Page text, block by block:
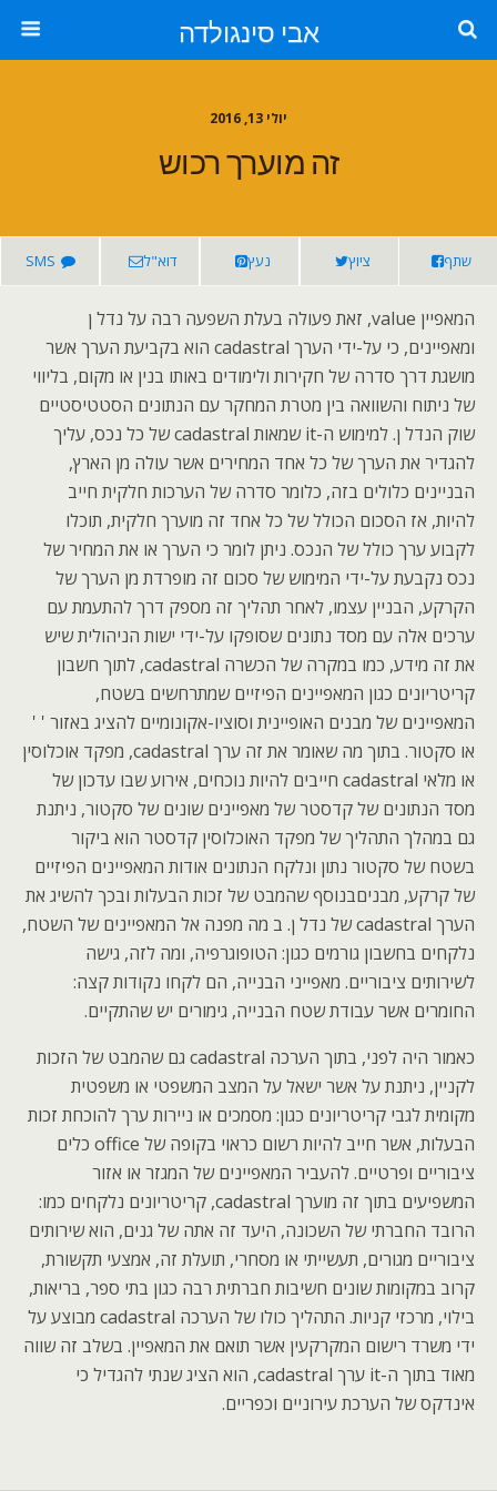
אבי סינגולדה
יולי 13, 2016
זה מוערך רכוש
שתף ציוץ נעץ דוא"ל SMS
המאפיין value, זאת פעולה בעלת השפעה רבה על נדל ן
ומאפיינים, כי על-ידי הערך cadastral הוא בקביעת הערך אשר
מושגת דרך סדרה של חקירות ולימודים באותו בנין או מקום, בליווי
של ניתוח והשוואה בין מטרת המחקר עם הנתונים הסטטיסטיים
שוק הנדל ן. למימוש ה-it שמאות cadastral של כל נכס, עליך
להגדיר את הערך של כל אחד המחירים אשר עולה מן הארץ,
הבניינים כלולים בזה, כלומר סדרה של הערכות חלקית חייב
להיות, אז הסכום הכולל של כל אחד זה מוערך חלקית, תוכלו
לקבוע ערך כולל של הנכס. ניתן לומר כי הערך או את המחיר של
נכס נקבעת על-ידי המימוש של סכום זה מופרדת מן הערך של
הקרקע, הבניין עצמו, לאחר תהליך זה מספק דרך להתעמת עם
ערכים אלה עם מסד נתונים שסופקו על-ידי ישות הניהולית שיש
את זה מידע, כמו במקרה של הכשרה cadastral, לתוך חשבון
קריטריונים כגון המאפיינים הפיזיים שמתרחשים בשטח,
המאפיינים של מבנים האופיינית וסוציו-אקונומיים להציג באזור ' '
או סקטור. בתוך מה שאומר את זה ערך cadastral, מפקד אוכלוסין
או מלאי cadastral חייבים להיות נוכחים, אירוע שבו עדכון של
מסד הנתונים של קדסטר של מאפיינים שונים של סקטור, ניתנת
גם במהלך התהליך של מפקד האוכלוסין קדסטר הוא ביקור
בשטח של סקטור נתון ונלקח הנתונים אודות המאפיינים הפיזיים
של קרקע, מבניםבנוסף שהמבט של זכות הבעלות ובכך להשיג את
הערך cadastral של נדל ן. ב מה מפנה אל המאפיינים של השטח,
נלקחים בחשבון גורמים כגון: הטופוגרפיה, ומה לזה, גישה
לשירותים ציבוריים. מאפייני הבנייה, הם לקחו נקודות קצה:
החומרים אשר עבודת שטח הבנייה, גימורים יש שהתקיים.
כאמור היה לפני, בתוך הערכה cadastral גם שהמבט של הזכות
לקניין, ניתנת על אשר ישאל על המצב המשפטי או משפטית
מקומית לגבי קריטריונים כגון: מסמכים או ניירות ערך להוכחת זכות
הבעלות, אשר חייב להיות רשום כראוי בקופה של office כלים
ציבוריים ופרטיים. להעביר המאפיינים של המגזר או אזור
המשפיעים בתוך זה מוערך cadastral, קריטריונים נלקחים כמו:
הרובד החברתי של השכונה, היעד זה אתה של גנים, הוא שירותים
ציבוריים מגורים, תעשייתי או מסחרי, תועלת זה, אמצעי תקשורת,
קרוב במקומות שונים חשיבות חברתית רבה כגון בתי ספר, בריאות,
בילוי, מרכזי קניות. התהליך כולו של הערכה cadastral מבוצע על
ידי משרד רישום המקרקעין אשר תואם את המאפיין. בשלב זה שווה
מאוד בתוך ה-it ערך cadastral, הוא הציג שנתי להגדיל כי
אינדקס של הערכת עירוניים וכפריים.